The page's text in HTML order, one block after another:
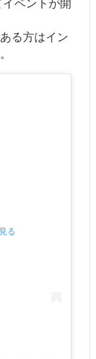
ベントが開
る方はイン
る